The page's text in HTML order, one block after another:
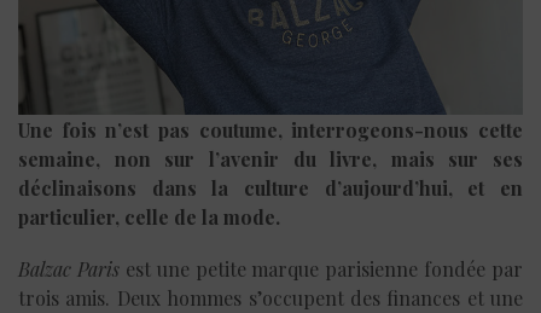
Une fois n’est pas coutume, interrogeons-nous cette
semaine, non sur l’avenir du livre, mais sur ses
déclinaisons dans la culture d’aujourd’hui, et en
particulier, celle de la mode.
Balzac Parisest une petite marque parisienne fondée par
trois amis. Deux hommes s’occupent des finances et une